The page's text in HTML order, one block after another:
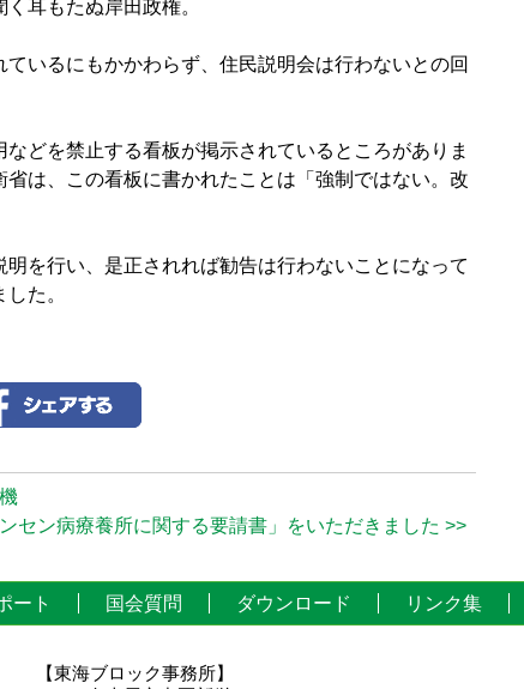
耳もたぬ岸田政権。
いるにもかかわらず、住民説明会は行わないとの回
どを禁止する看板が掲示されているところがありま
は、この看板に書かれたことは「強制ではない。改
を行い、是正されれば勧告は行わないことになって
た。
ンセン病療養所に関する要請書」をいただきました >>
ート 国会質問 ダウンロード リンク集
【東海ブロック事務所】